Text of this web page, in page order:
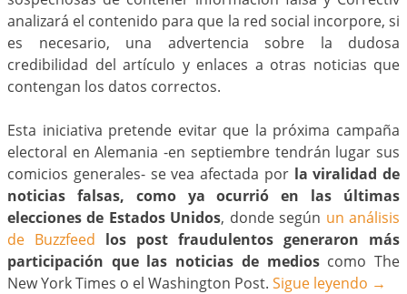
analizará el contenido para que la red social incorpore, si
es necesario, una advertencia sobre la dudosa
credibilidad del artículo y enlaces a otras noticias que
contengan los datos correctos.
Esta iniciativa pretende evitar que la próxima campaña
electoral en Alemania -en septiembre tendrán lugar sus
comicios generales- se vea afectada por la viralidad de
noticias falsas, como ya ocurrió en las últimas
elecciones de Estados Unidos, donde según un análisis
de Buzzfeed los post fraudulentos generaron más
participación que las noticias de medioscomo The
New York Times o el Washington Post. Sigue leyendo →